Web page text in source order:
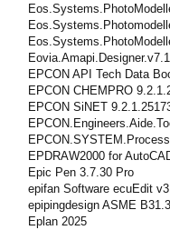
EPCON API Tech Data
EPCON CHEMPRO
EPCON SiNET
EPDRAW2000 for
Epic Pen 3.7.30 Pro
epifan Software ecuEdit
epipingdesign ASME
Eplan 2025